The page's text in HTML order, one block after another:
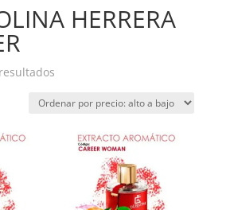
HERRERA
Ordenado
precio: